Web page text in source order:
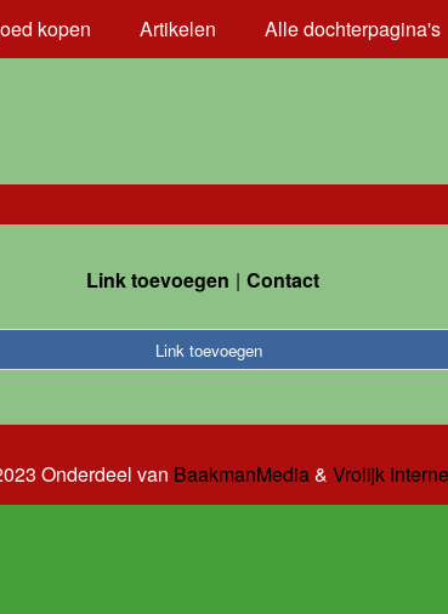
kopen Artikelen Alle dochterpagina's
Link toevoegen Contact
Link toevoegen
Onderdeel van BaakmanMedia& Vrolijk